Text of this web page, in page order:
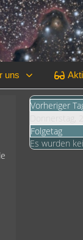
uns
Vorheriger
Folgetag
Es wurden